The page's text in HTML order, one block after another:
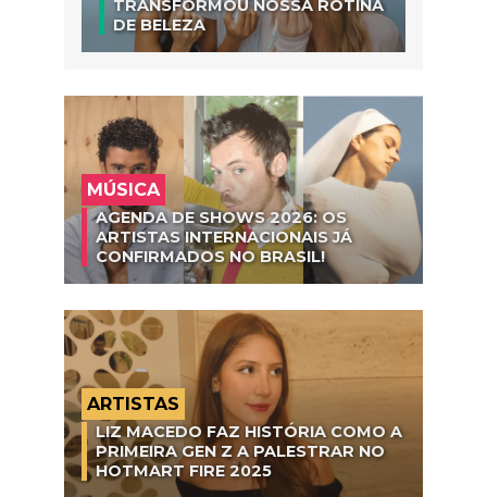
TRANSFORMOU NOSSA ROTINA
DE BELEZA
MÚSICA
AGENDA DE SHOWS 2026: OS
ARTISTAS INTERNACIONAIS JÁ
CONFIRMADOS NO BRASIL!
ARTISTAS
LIZ MACEDO FAZ HISTÓRIA COMO A
PRIMEIRA GEN Z A PALESTRAR NO
HOTMART FIRE 2025